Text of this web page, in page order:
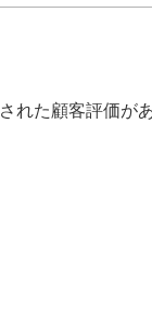
れた顧客評価が